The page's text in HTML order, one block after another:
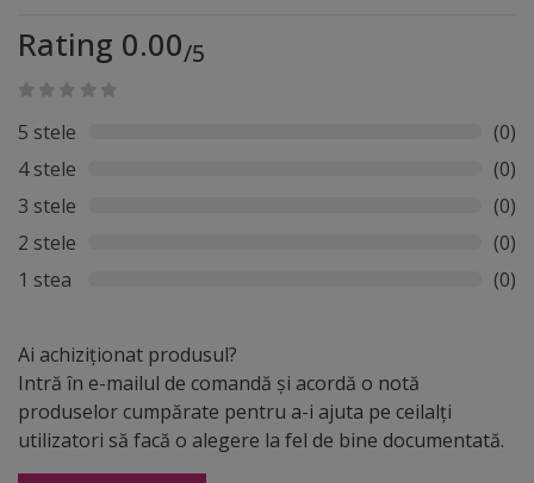
Rating 0.00/5
5 stele
(0)
4 stele
(0)
3 stele
(0)
2 stele
(0)
1 stea
(0)
Ai achiziționat produsul?
Intră în e-mailul de comandă și acordă o notă
produselor cumpărate pentru a-i ajuta pe ceilalți
utilizatori să facă o alegere la fel de bine documentată.